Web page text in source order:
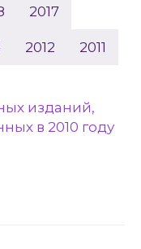
2017
2012 2011
изданий,
в 2010 году